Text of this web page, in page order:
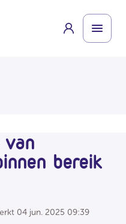
bereik
04 jun. 2025 09:39